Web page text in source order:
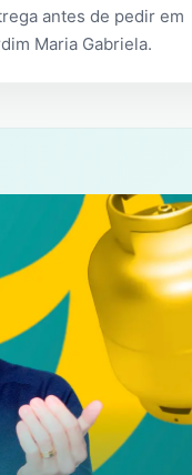
antes de pedir em
Maria Gabriela.